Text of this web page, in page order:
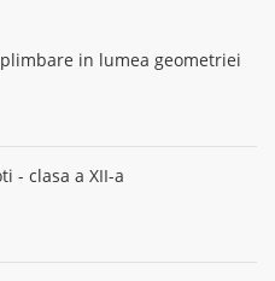
in lumea geometriei
- clasa a XII-a